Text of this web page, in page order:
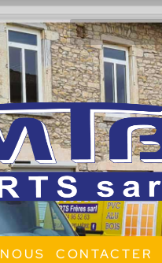
NOUS CONTACTER